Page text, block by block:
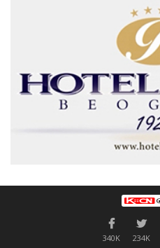
340K 234K